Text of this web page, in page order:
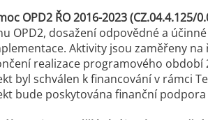
OPD2 ŘO 2016-2023 (CZ.04.4.125/
OPD2, dosažení odpovědné a
Aktivity jsou zaměřeny
realizace programového
byl schválen k financování v rámci
bude poskytována finanční podpora